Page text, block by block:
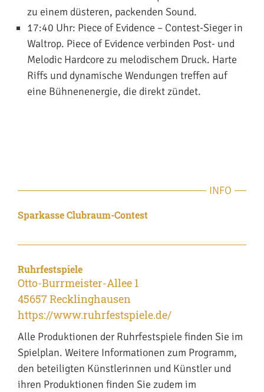
zu einem düsteren, packenden Sound.
17:40 Uhr: Piece of Evidence – Contest-Sieger in
Waltrop. Piece of Evidence verbinden Post- und
Melodic Hardcore zu melodischem Druck. Harte
Riffs und dynamische Wendungen treffen auf
eine Bühnenenergie, die direkt zündet.
INFO
Sparkasse Clubraum-Contest
Ruhrfestspiele
Otto-Burrmeister-Allee 1
45657 Recklinghausen
https://www.ruhrfestspiele.de/
Alle Produktionen der Ruhrfestspiele finden Sie im
Spielplan. Weitere Informationen zum Programm,
den beteiligten Künstlerinnen und Künstler und
ihren Produktionen finden Sie zudem im